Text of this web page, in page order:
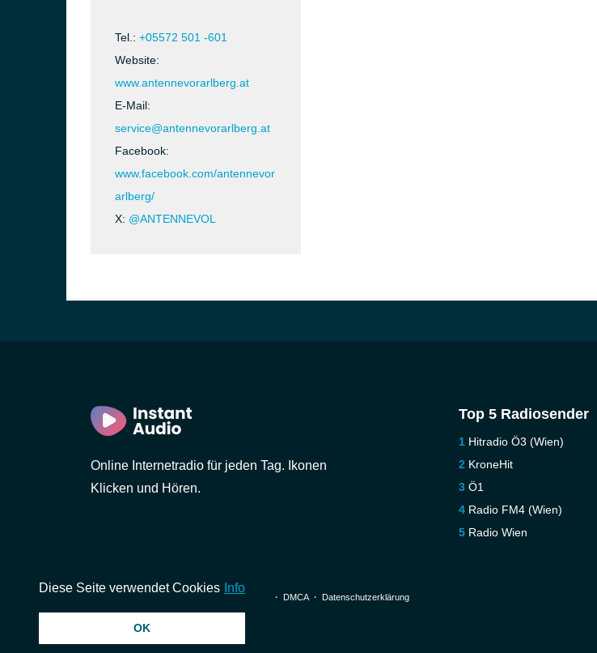
Tel.: +05572 501 -601
Website:
www.antennevorarlberg.at
E-Mail:
service@antennevorarlberg.at
Facebook:
www.facebook.com/antennevor
arlberg/
X: @ANTENNEVOL
Online Internetradio für jeden Tag. Ikonen
Klicken und Hören.
Top 5 Radiosender
Hitradio Ö3 (Wien)
KroneHit
Ö1
Radio FM4 (Wien)
Radio Wien
© 2026 InstantAudio. Alle Rechte vorbehalten. ・ DMCA・ Datenschutzerklärung
Diese Seite verwendet Cookies Info
OK